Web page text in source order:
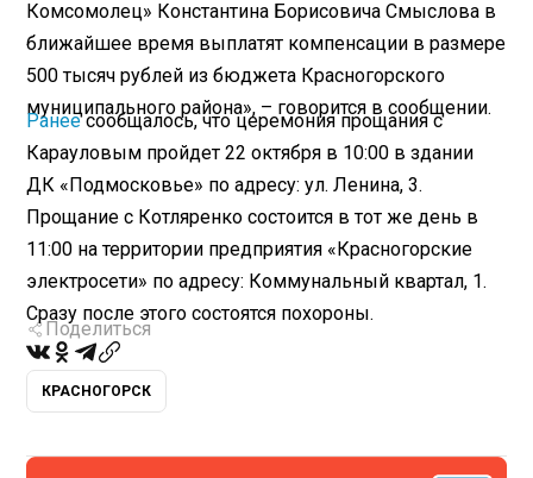
Комсомолец» Константина Борисовича Смыслова в
ближайшее время выплатят компенсации в размере
500 тысяч рублей из бюджета Красногорского
муниципального района», – говорится в сообщении.
Ранеесообщалось, что церемония прощания с
Карауловым пройдет 22 октября в 10:00 в здании
ДК «Подмосковье» по адресу: ул. Ленина, 3.
Прощание с Котляренко состоится в тот же день в
11:00 на территории предприятия «Красногорские
электросети» по адресу: Коммунальный квартал, 1.
Сразу после этого состоятся похороны.
Поделиться
КРАСНОГОРСК